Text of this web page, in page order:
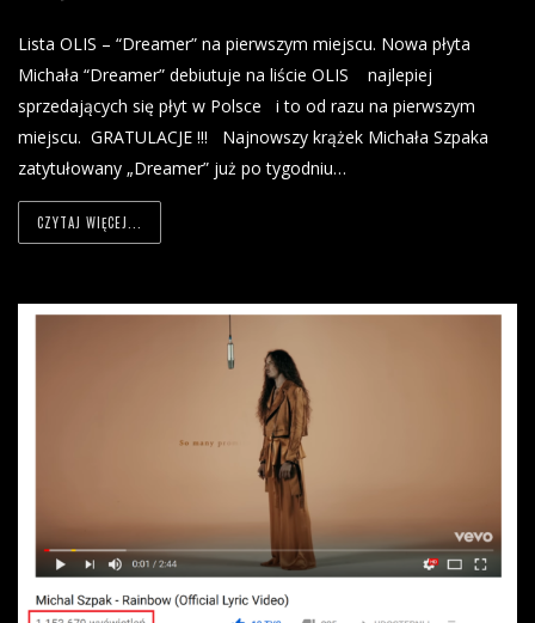
Lista OLIS – “Dreamer” na pierwszym miejscu. Nowa płyta
Michała “Dreamer” debiutuje na liście OLIS najlepiej
sprzedających się płyt w Polsce i to od razu na pierwszym
miejscu. GRATULACJE !!! Najnowszy krążek Michała Szpaka
zatytułowany „Dreamer” już po tygodniu…
CZYTAJ WIĘCEJ...